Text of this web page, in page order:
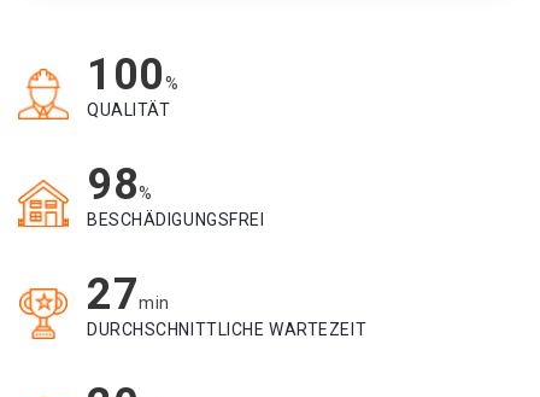
100%
QUALITÄT
98%
BESCHÄDIGUNGSFREI
27min
DURCHSCHNITTLICHE WARTEZEIT